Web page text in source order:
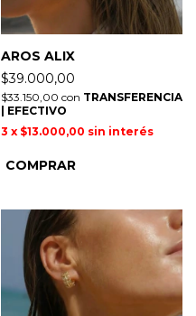
AROS ALIX
$39.000,00
$33.150,00 con TRANSFERENCIA
| EFECTIVO
3 x $13.000,00 sin interés